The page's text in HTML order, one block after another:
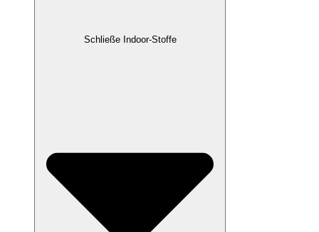
Schließe Indoor-Stoffe